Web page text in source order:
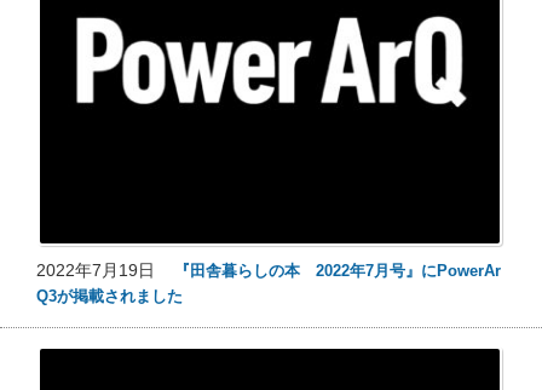
2022年7月19日
『田舎暮らしの本 2022年7月号』にPowerAr
Q3が掲載されました